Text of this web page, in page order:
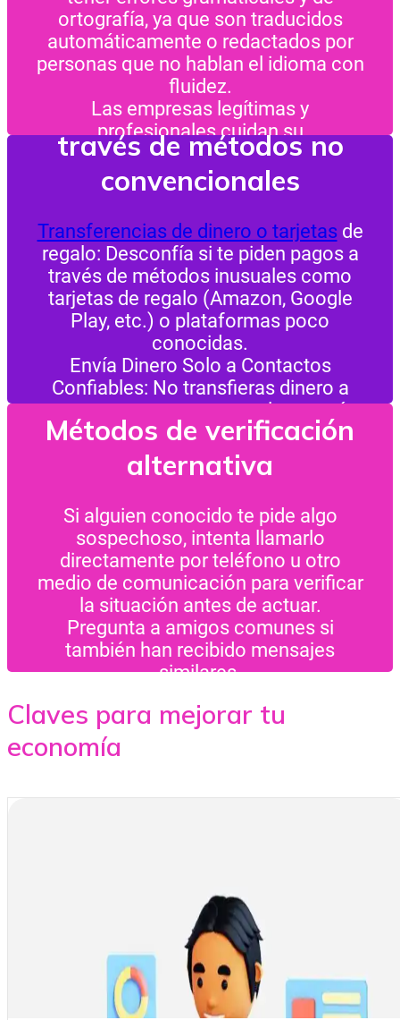
ortografía, ya que son traducidos
automáticamente o redactados por
personas que no hablan el idioma con
fluidez.
Las empresas legítimas y
profesionales cuidan su
comunicación y difícilmente enviarán
un mensaje mal redactado.
Desconfía si alguien cercano te envía
un mensaje extraño o te pide dinero
de manera inusual.
Verifica la autenticidad del perfil: Si
tienes dudas, intenta contactar al
verdadero dueño del perfil por otro
medio para confirmar si el mensaje es
legítimo.
Solicitudes de pago a
través de métodos no
convencionales
Transferencias de dinero o tarjetasde
regalo: Desconfía si te piden pagos a
través de métodos inusuales como
tarjetas de regalo (Amazon, Google
Play, etc.) o plataformas poco
conocidas.
Envía Dinero Solo a Contactos
Confiables: No transfieras dinero a
personas que conoces solo a través
de redes sociales sin verificaciones
adicionales.
Verificación de perfiles y
páginas
sociales como Facebook, Instagram, y
otras, las cuentas oficiales tienen una
marca azul de verificación junto al
nombre. Esto puede ayudar a
distinguir una cuenta real de una falsa.
Páginas de Facebook y Grupos:
Revisa los comentarios y la
reputación de las páginas que te
envían mensajes. A veces, los mismos
usuarios advierten sobre estafas en
los comentarios.
Métodos de verificación
alternativa
Si alguien conocido te pide algo
sospechoso, intenta llamarlo
directamente por teléfono u otro
medio de comunicación para verificar
la situación antes de actuar.
Pregunta a amigos comunes si
también han recibido mensajes
similares.
Reportar y Bloquear
Bloquea cuentas sospechosas: Si
sospechoso, bloquea la cuenta
inmediatamente para evitar más
mensajes.
Reporta a la Plataforma: WhatsApp,
Messenger y redes sociales tienen
opciones para reportar cuentas
sospechosas. Esto ayuda a evitar que
más personas caigan en la estafa.
Claves para mejorar tu
economía